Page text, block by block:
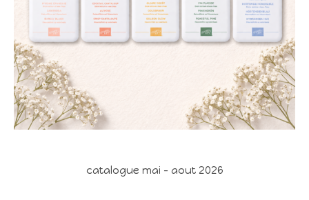
catalogue mai - aout 2026